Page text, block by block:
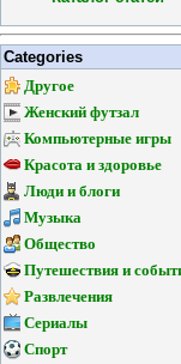
Categories
Другое
Женский футзал
Компьютерные игры
Красота и здоровье
Люди и блоги
Музыка
Общество
Путешествия и
Развлечения
Сериалы
Спорт